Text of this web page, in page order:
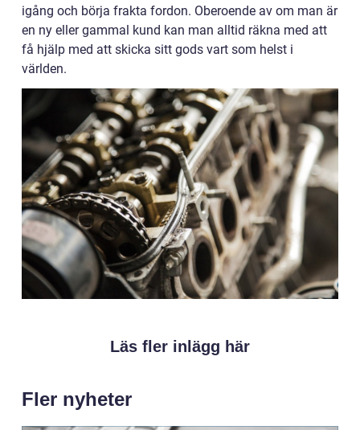
igång och börja frakta fordon. Oberoende av om man är
en ny eller gammal kund kan man alltid räkna med att
få hjälp med att skicka sitt gods vart som helst i
världen.
Läs fler inlägg här
Fler nyheter